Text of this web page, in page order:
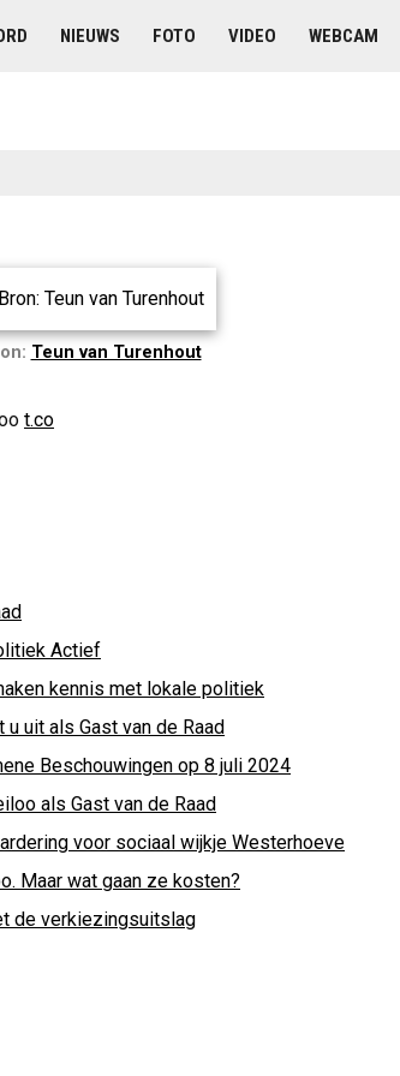
NIEUWS FOTO VIDEO WEBCAM
Teun van Turenhout
t.co
Actief
kennis met lokale politiek
uit als Gast van de Raad
Beschouwingen op 8 juli 2024
als Gast van de Raad
voor sociaal wijkje Westerhoeve
Maar wat gaan ze kosten?
de verkiezingsuitslag